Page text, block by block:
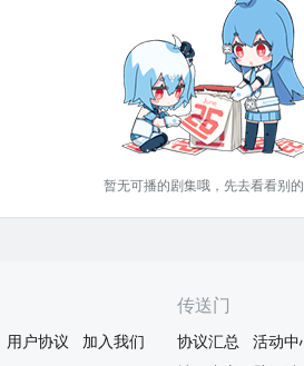
暂无可播的剧集哦，先去看看别
用户协议
加入我们
传送门
协议汇总
活动中